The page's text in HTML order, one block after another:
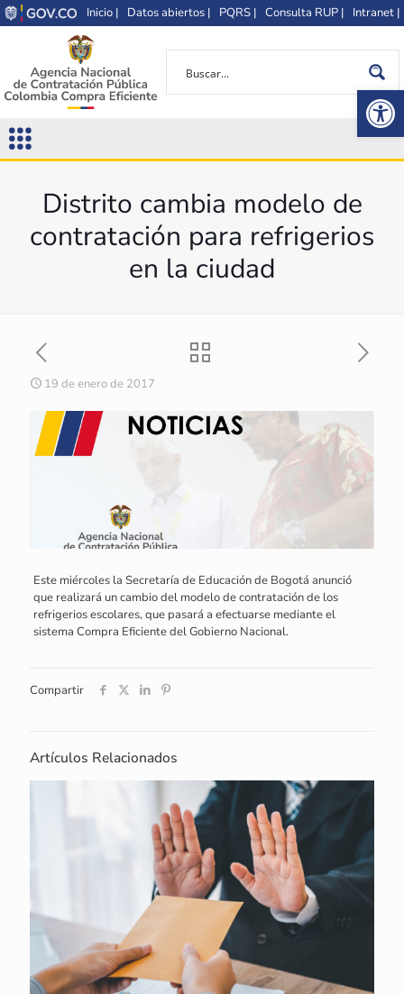
Inicio | Datos abiertos | PQRS | Consulta RUP | Intranet |
Distrito cambia modelo de
contratación para refrigerios
en la ciudad
19 de enero de 2017
Este miércoles la Secretaría de Educación de Bogotá anunció
que realizará un cambio del modelo de contratación de los
refrigerios escolares, que pasará a efectuarse mediante el
sistema Compra Eficiente del Gobierno Nacional.
Compartir
Artículos Relacionados